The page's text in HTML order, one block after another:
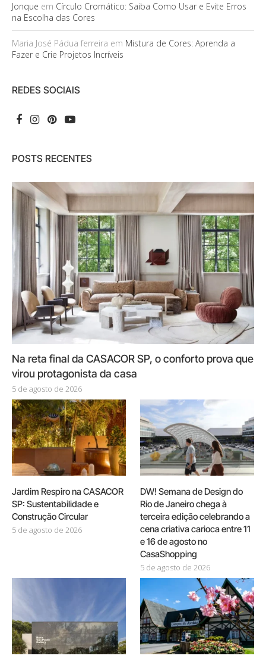
Jonque em Círculo Cromático: Saiba Como Usar e Evite Erros
na Escolha das Cores
Maria José Pádua ferreira em Mistura de Cores: Aprenda a
Fazer e Crie Projetos Incríveis
REDES SOCIAIS
POSTS RECENTES
Na reta final da CASACOR SP, o conforto prova que
virou protagonista da casa
5 de agosto de 2026
Jardim Respiro na CASACOR
SP: Sustentabilidade e
Construção Circular
5 de agosto de 2026
DW! Semana de Design do
Rio de Janeiro chega à
terceira edição celebrando a
cena criativa carioca entre 11
e 16 de agosto no
CasaShopping
5 de agosto de 2026